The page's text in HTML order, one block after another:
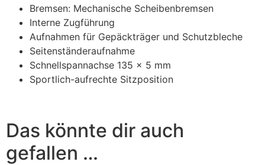
Bremsen: Mechanische Scheibenbremsen
Interne Zugführung
Aufnahmen für Gepäckträger und Schutzbleche
Seitenständeraufnahme
Schnellspannachse 135 x 5 mm
Sportlich-aufrechte Sitzposition
Das könnte dir auch
gefallen …